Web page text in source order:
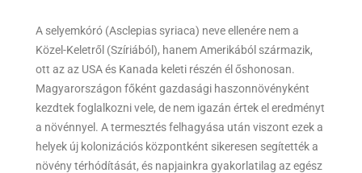
A selyemkóró (Asclepias syriaca) neve ellenére nem a
Közel-Keletről (Szíriából), hanem Amerikából származik,
ott az az USA és Kanada keleti részén él őshonosan.
Magyarországon főként gazdasági haszonnövényként
kezdtek foglalkozni vele, de nem igazán értek el eredményt
a növénnyel. A termesztés felhagyása után viszont ezek a
helyek új kolonizációs központként sikeresen segítették a
növény térhódítását, és napjainkra gyakorlatilag az egész